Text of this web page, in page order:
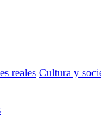
reales Cultura y